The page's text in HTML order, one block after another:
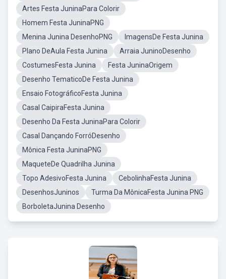
Artes Festa JuninaPara Colorir
Homem Festa JuninaPNG
Menina Junina DesenhoPNG
ImagensDe Festa Junina
Plano DeAula Festa Junina
Arraia JuninoDesenho
CostumesFesta Junina
Festa JuninaOrigem
Desenho TematicoDe Festa Junina
Ensaio FotográficoFesta Junina
Casal CaipiraFesta Junina
Desenho Da Festa JuninaPara Colorir
Casal Dançando ForróDesenho
Mônica Festa JuninaPNG
MaqueteDe Quadrilha Junina
Topo AdesivoFesta Junina
CebolinhaFesta Junina
DesenhosJuninos
Turma Da MônicaFesta Junina PNG
BorboletaJunina Desenho